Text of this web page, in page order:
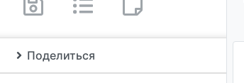
Поделиться